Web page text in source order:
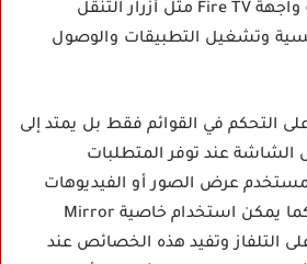
التحكم مناسبة لطبيعة واجهة Fire TV مثل أزرار التنقل
وتشغيل التطبيقات والوصول
التحكم في القوائم فقط بل يمتد إلى
عند توفر المتطلبات
عرض الصور أو الفيديوهات
من هاتفه على Fire TV كما يمكن استخدام خاصية Mirror
التلفاز وتفيد هذه الخصائص عند